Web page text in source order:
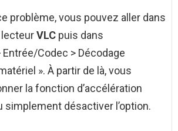
problème, vous pouvez aller dans
lecteurVLC puis dans
Codec > Décodage
». À partir de là, vous
la fonction d’accélération
simplement désactiver l’option.